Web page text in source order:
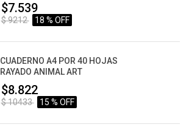
$7.539
$ 9212 18 % OFF
CUADERNO A4 POR 40 HOJAS
RAYADO ANIMAL ART
$8.822
$ 10433 15 % OFF